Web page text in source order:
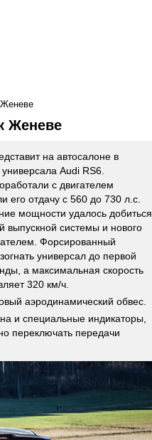
Женеве
Женеве
на автосалоне в
Audi RS6.
с двигателем
его отдачу с 560 до 730 л.с.
мощности удалось добиться
выпускной системы и нового
Форсированный
универсал до первой
а максимальная скорость
320 км/ч.
аэродинамический обвес.
и специальные индикаторы,
переключать передачи